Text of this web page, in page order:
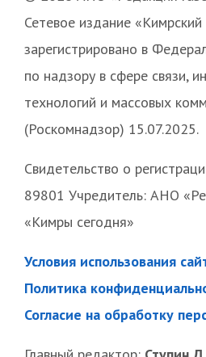
Сетевое издание «Кимрский
зарегистрировано в
по надзору в сфере связи,
технологий и массовых
(Роскомнадзор) 15.07.2025.
Свидетельство о
89801 Учредитель: АНО
«Кимры сегодня»
Условия использования
Политика
Согласие на обработку